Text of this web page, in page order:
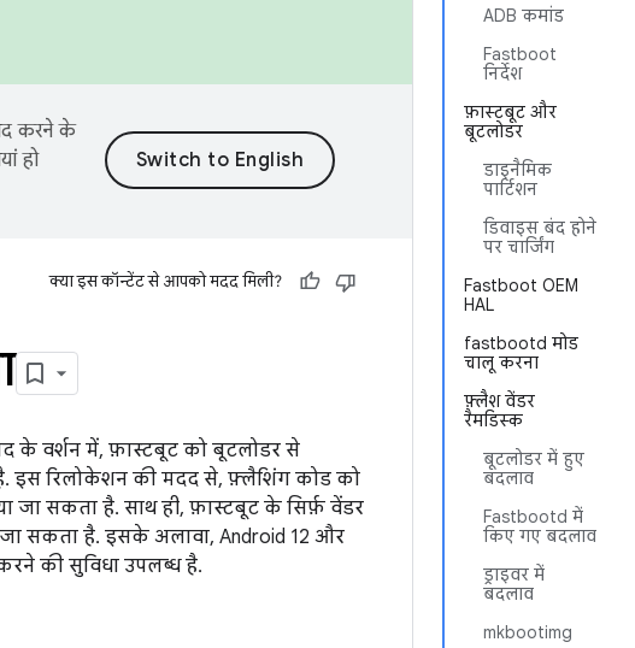
ADB कमांड
Fastboot
निर्देश
फ़ास्टबूट और
बूटलोडर
डाइनैमिक
पार्टिशन
डिवाइस बंद होने
पर चार्जिंग
Fastboot OEM
HAL
fastbootd मोड
चालू करना
फ़्लैश वेंडर
रैमडिस्क
बूटलोडर में हुए
बदलाव
Fastbootd में
किए गए बदलाव
ड्राइवर में
बदलाव
mkbootimg
करने के
हो
क्या इस कॉन्टेंट से आपको मदद मिली?
के वर्शन में, फ़ास्टबूट को बूटलोडर से
इस रिलोकेशन की मदद से, फ़्लैशिंग कोड को
सकता है. साथ ही, फ़ास्टबूट के सिर्फ़ वेंडर
सकता है. इसके अलावा, Android 12 और
की सुविधा उपलब्ध है.